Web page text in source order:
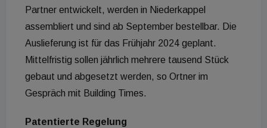
Partner entwickelt, werden in Niederkappel
assembliert und sind ab September bestellbar. Die
Auslieferung ist für das Frühjahr 2024 geplant.
Mittelfristig sollen jährlich mehrere tausend Stück
gebaut und abgesetzt werden, so Ortner im
Gespräch mit Building Times.
Patentierte Regelung